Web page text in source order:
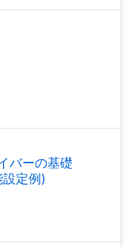
バーの基礎
定例)